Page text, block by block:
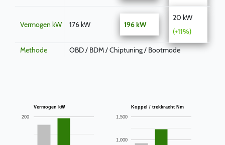
Vermogen kW 176 kW 196 kW
20 kW
(+11%)
Methode OBD / BDM / Chiptuning / Bootmode
Vermogen kW
200
Koppel / trekkracht Nm
1,000
1,500